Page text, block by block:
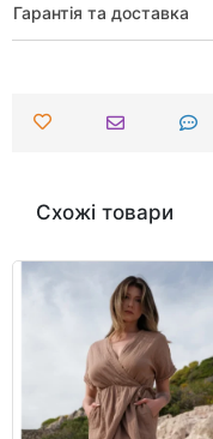
Гарантія та доставка
Схожі товари